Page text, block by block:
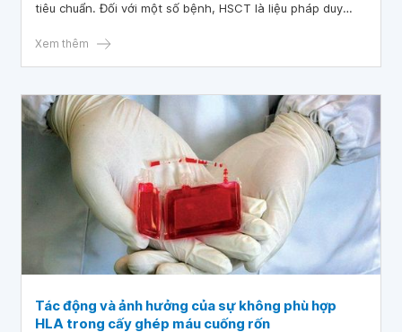
tiêu chuẩn. Đối với một số bệnh, HSCT là liệu pháp duy
sử dụng khi các liệu pháp tiền tuyến thất bại hoặc bệnh rất
gốc chiết xuất từ tủy xương, máu ngoại vi, hay máu cuống
rốn.
Xem thêm
Tác động và ảnh hưởng của sự không phù hợp
HLA trong cấy ghép máu cuống rốn